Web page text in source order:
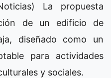
La propuesta
de un edificio de
diseñado como un
para actividades
y sociales.